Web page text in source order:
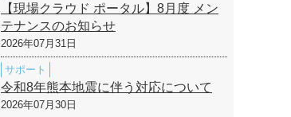
【現場クラウド ポータル】8月度 メン
テナンスのお知らせ
2026年07月31日
サポート
令和8年熊本地震に伴う対応について
2026年07月30日